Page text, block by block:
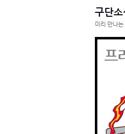
구단소
미리 만나
프